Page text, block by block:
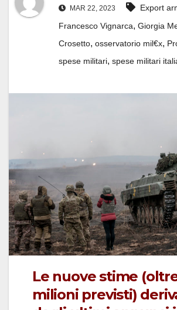
MAR 22, 2023 Export
Francesco Vignarca, Giorgia
Crosetto, osservatorio mil€x,
spese militari, spese militari
Le nuove stime
milioni previsti)